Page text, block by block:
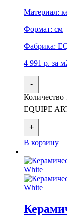
Материал:
Формат: см
Фабрика:
4 991 р. за
-
Количество
EQUIPE
+
В корзину